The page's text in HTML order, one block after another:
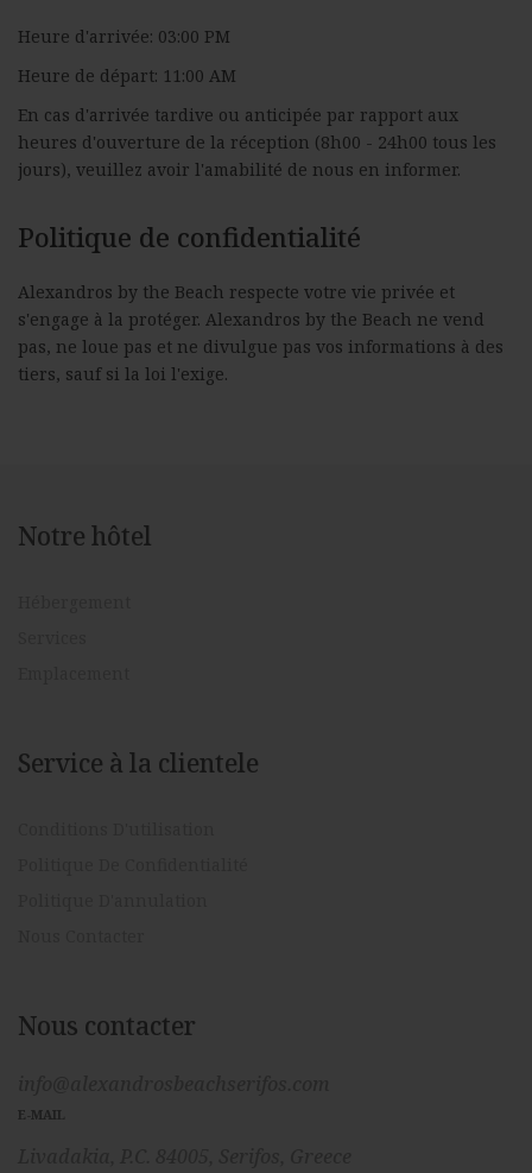
Heure d'arrivée: 03:00 PM
Heure de départ: 11:00 AM
En cas d'arrivée tardive ou anticipée par rapport aux
heures d'ouverture de la réception (8h00 - 24h00 tous les
jours), veuillez avoir l'amabilité de nous en informer.
Politique de confidentialité
Alexandros by the Beach respecte votre vie privée et
s'engage à la protéger. Alexandros by the Beach ne vend
pas, ne loue pas et ne divulgue pas vos informations à des
tiers, sauf si la loi l'exige.
Notre hôtel
Service à la clientele
Nous contacter
E-MAIL